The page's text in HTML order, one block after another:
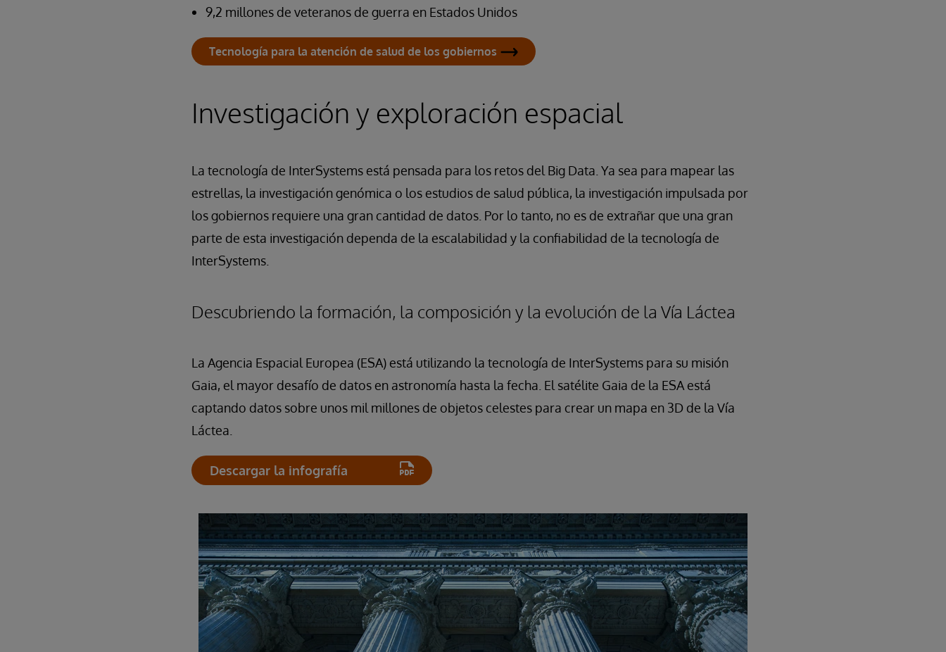
9,2 millones de veteranos de guerra en Estados Unidos
Tecnología para la atención de salud de los gobiernos
Investigación y exploración espacial
La tecnología de InterSystems está pensada para los retos del Big Data. Ya sea para mapear las
estrellas, la investigación genómica o los estudios de salud pública, la investigación impulsada por
los gobiernos requiere una gran cantidad de datos. Por lo tanto, no es de extrañar que una gran
parte de esta investigación dependa de la escalabilidad y la confiabilidad de la tecnología de
InterSystems.
Descubriendo la formación, la composición y la evolución de la Vía Láctea
La Agencia Espacial Europea (ESA) está utilizando la tecnología de InterSystems para su misión
Gaia, el mayor desafío de datos en astronomía hasta la fecha. El satélite Gaia de la ESA está
captando datos sobre unos mil millones de objetos celestes para crear un mapa en 3D de la Vía
Láctea.
Descargar la infografía